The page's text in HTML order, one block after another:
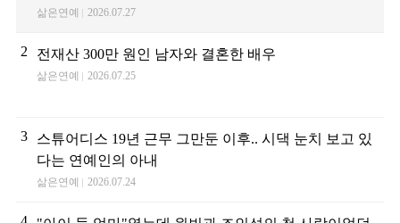
삶은연예 2026.07.27
2 전재산 300만 원인 남자와 결혼한 배우
삶은연예 2026.07.25
3
스튜어디스 19년 근무 그만둔 이후.. 시댁 눈치 보고 있
다는 연예인의 아내
삶은연예 2026.07.24